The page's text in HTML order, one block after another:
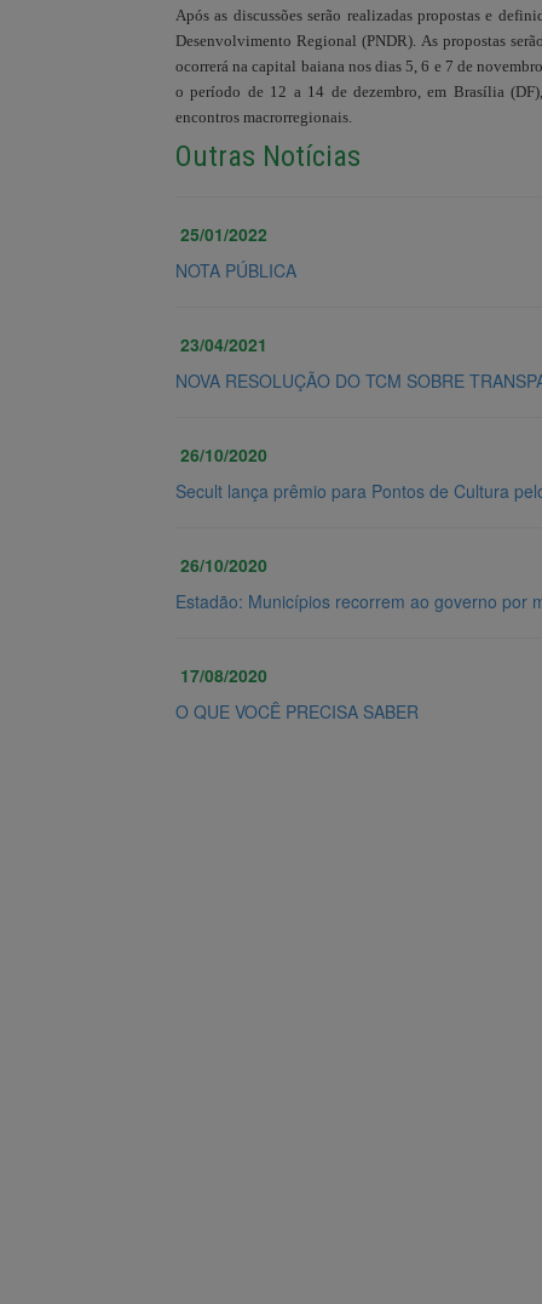
Após as discussões serão realizadas propostas e
Desenvolvimento Regional (PNDR). As propostas
ocorrerá na capital baiana nos dias 5, 6 e 7 de
o período de 12 a 14 de dezembro, em Brasília
encontros macrorregionais.
Outras Notícias
25/01/2022
NOTA PÚBLICA
23/04/2021
NOVA RESOLUÇÃO DO TCM SOBRE
26/10/2020
Secult lança prêmio para Pontos de Cultura
26/10/2020
Estadão: Municípios recorrem ao governo por
17/08/2020
O QUE VOCÊ PRECISA SABER